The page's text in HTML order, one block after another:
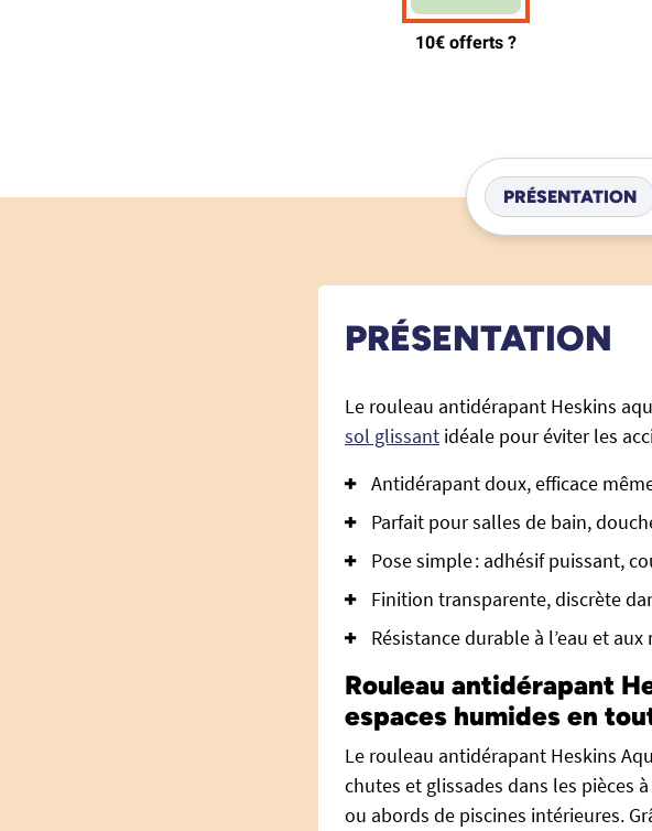
PRÉSENTATION
PRÉSENTATION
Le rouleau antidérapant Heskins
sol glissant idéale pour éviter les
Antidérapant doux, efficace
Parfait pour salles de bain,
Pose simple : adhésif puissant,
Finition transparente, discrète
Résistance durable à l’eau et
Rouleau antidérapant
espaces humides en
Le rouleau antidérapant Heskins
chutes et glissades dans les pièces
ou abords de piscines intérieures.